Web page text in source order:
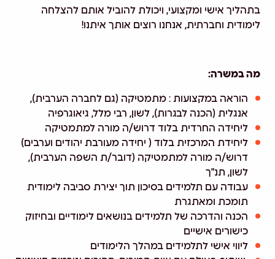
בתהליך אישי ומקצועי, ויכולת להוביל אותם להצלחה
לימודית וחברתית, אנחנו רוצים אותך איתנו!
מה במשרה:
הוראה במקצועות : מתמטיקה (גם לחברה הערבית),
אנגלית (הכנה לבגרות), לשון, רבי מלל, גיאוגרפיה
ליחידה החרדית בלוד דרוש/ה מורה למתמטיקה
ליחידת המרכזית בלוד ( יחידה מעורבת יהודים וערבים)
דרוש/ה מורה למתמטיקה (דובר/ת השפה הערבית),
לשון, תנ"ך
עבודה עם תלמידים בסיכון תוך יצירת סביבה לימודית
תומכת ומאתגרת
הכנה והדרכה של תלמידים בנושאים לימודיים ובחיזוק
כישורים אישיים
ליווי אישי לתלמידים במהלך הלימודים